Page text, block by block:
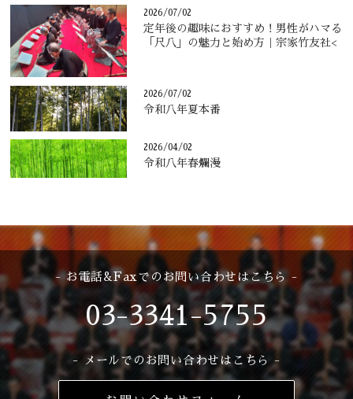
2026/07/02
定年後の趣味におすすめ！男性がハマる
「尺八」の魅力と始め方｜宗家竹友社<
2026/07/02
令和八年夏本番
2026/04/02
令和八年春爛漫
- お電話&Faxでのお問い合わせはこちら -
03-3341-5755
- メールでのお問い合わせはこちら -